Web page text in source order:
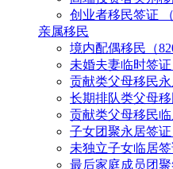
创业者移民签证
亲属移民
境内配偶移民（
未婚夫妻临时签证
贡献类父母移民永
长期排队类父母移
贡献类父母移民临
子女团聚永居签证
未独立子女临居签
最后家庭成员团聚